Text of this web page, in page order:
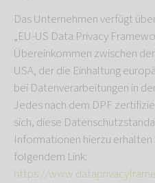
Das Unternehmen verfügt
„EU-US Data Privacy
Übereinkommen zwischen
USA, der die Einhaltung
bei Datenverarbeitungen in
Jedes nach dem DPF
sich, diese
Informationen hierzu
folgendem Link:
https://